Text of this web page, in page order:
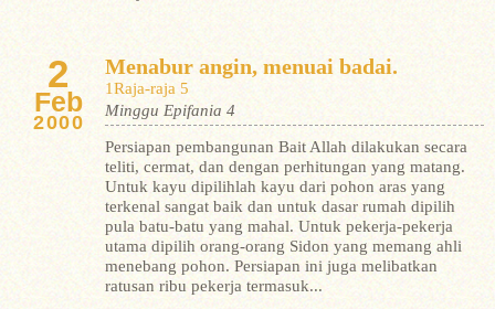
2
Feb
2000
Menabur angin, menuai badai.
1Raja-raja 5
Minggu Epifania 4
Persiapan pembangunan Bait Allah dilakukan secara
teliti, cermat, dan dengan perhitungan yang matang.
Untuk kayu dipilihlah kayu dari pohon aras yang
terkenal sangat baik dan untuk dasar rumah dipilih
pula batu-batu yang mahal. Untuk pekerja-pekerja
utama dipilih orang-orang Sidon yang memang ahli
menebang pohon. Persiapan ini juga melibatkan
ratusan ribu pekerja termasuk...